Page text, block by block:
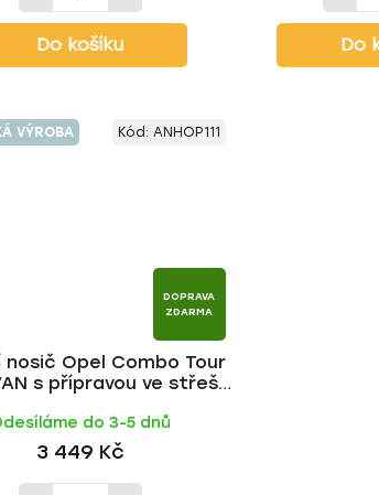
Do košíku Do
VÝROBA
DOPRAVA
ZDARMA
nosič Opel Combo Tour
s přípravou ve střeše
do 3-5 dnů
3 449 Kč
Kód: ANHOP111